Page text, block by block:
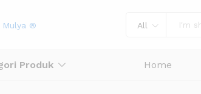
All
Produk Home